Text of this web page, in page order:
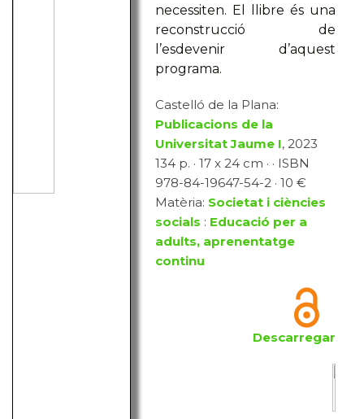
necessiten. El llibre és una
reconstrucció de
l’esdevenir d’aquest
programa.
Castelló de la Plana:
Publicacions de la
Universitat Jaume I, 2023
134 p. · 17 x 24 cm · · ISBN
978-84-19647-54-2 · 10 €
Matèria: Societat i ciències
socials : Educació per a
adults, aprenentatge
continu
Descarregar